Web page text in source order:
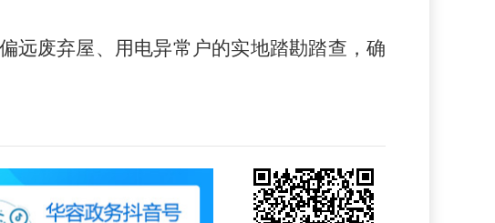
远废弃屋、用电异常户的实地踏勘踏查，确